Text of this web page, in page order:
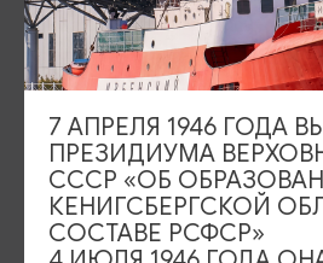
ИЩИТЕ ТАКЖЕ НА
Серебряное ожерелье
Туры и экскурсии
Афиша
Сувениры
Гостевая книга
7 АПРЕЛЯ 1946 ГОДА
ПРЕЗИДИУМА
СССР «ОБ
КЕНИГСБЕРГСКОЙ
СОСТАВЕ РСФСР»